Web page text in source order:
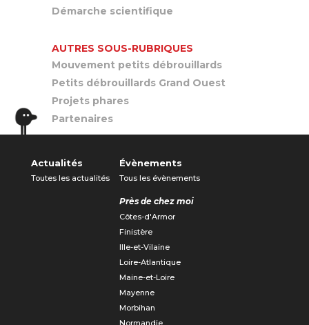
Démarche scientifique
AUTRES SOUS-RUBRIQUES
Mouvement petits débrouillards
Petits débrouillards Grand Ouest
Projets phares
Partenaires
Actualités
Toutes les actualités
Évènements
Tous les évènements
Près de chez moi
Côtes-d'Armor
Finistère
Ille-et-Vilaine
Loire-Atlantique
Maine-et-Loire
Mayenne
Morbihan
Normandie